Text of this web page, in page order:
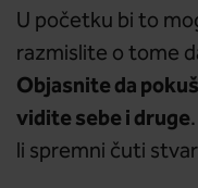
U početku bi to
razmislite o tome
Objasnite da
vidite sebe i druge
li spremni čuti